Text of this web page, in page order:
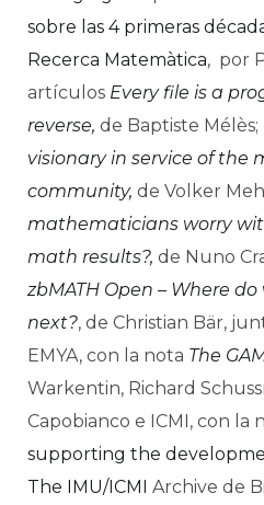
sobre las 4 primeras
Recerca Matemàtica, por
artículos Every file is a
reverse, de Baptiste Mélès;
visionary in service of the
community, de Volker
mathematicians worry
math results?, de Nuno
zbMATH Open – Where
next?, de Christian Bär,
EMYA, con la nota The
Warkentin, Richard
Capobianco e ICMI, con la
supporting the
The IMU/ICMI Archive de